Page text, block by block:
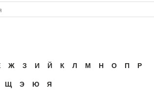
Ж З И Й К Л М Н О П
Р
Щ Э Ю Я